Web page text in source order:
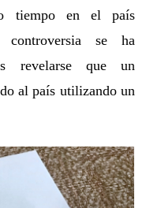
tiempo en el país
se ha
revelarse que un
al país utilizando un